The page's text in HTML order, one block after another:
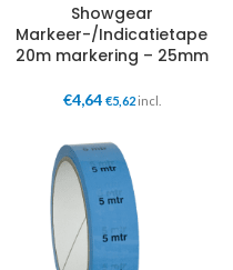
Showgear
Markeer-/Indicatietape
20m markering – 25mm
€4,64 €5,62incl.